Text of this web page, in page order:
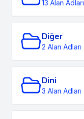
13 Alan Adları
Diğer
2 Alan Adları
Dini
3 Alan Adları